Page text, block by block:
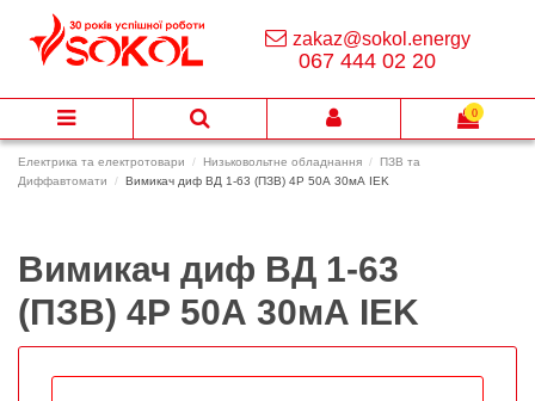
Електрика та електротовари Низьковольтне обладнання
ПЗВ та
Диффавтомати
Вимикач диф ВД 1-63 (ПЗВ) 4Р 50А 30мА IEK
Вимикач диф ВД 1-63
(ПЗВ) 4Р 50А 30мА IEK
zakaz@sokol.energy
067 444 02 20
0